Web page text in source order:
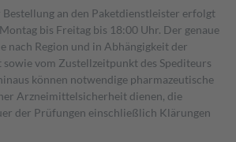
Bestellung an den Paketdienstleister erfolgt
bis Freitag bis 18:00 Uhr. Der genaue
nach Region und in Abhängigkeit der
vom Zustellzeitpunkt des Spediteurs
können notwendige pharmazeutische
Arzneimittelsicherheit dienen, die
der Prüfungen einschließlich Klärungen